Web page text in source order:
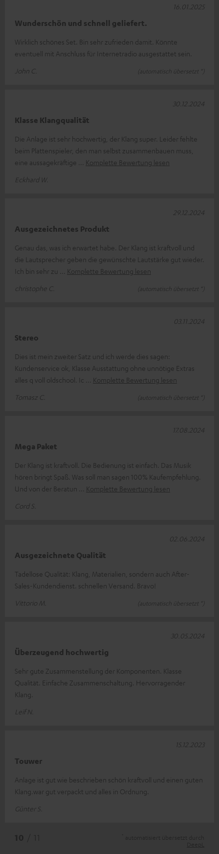
Wunderschön und schnell geliefert.
Wirklich schönes Set. Bin sehr zufrieden damit. Könnte
eventuell mit Anschluss für Internetradio ausgestattet sein.
John C.
(automatisch übersetzt *)
16.01.2025
Klasse Klangqualität
Die Anlage ist sehr hochwertig, der Klang super. Leider fehlte
beim Plattenspieler, den man selbst zusammenbauen muss,
eine aussagekräftige
Komplette Bewertung lesen
Eckhard W.
30.12.2024
Ausgezeichnetes Produkt
Genau das, was ich erwartet habe. Der Klang ist kraftvoll und
die Lautsprecher geben die gewünschte Lautstärke gut wieder.
Ich bin sehr zu
Komplette Bewertung lesen
christophe C.
(automatisch übersetzt *)
29.12.2024
Stereo
Dies ist mein zweiter Satz und ich werde dies sagen:
Kundenservice ok, Klasse Ausstattung ohne unnötige Extras
alles q voll oldschool. Ic
Komplette Bewertung lesen
Tomasz C.
(automatisch übersetzt *)
03.11.2024
Mega Paket
Der Klang ist kraftvoll. Die Bedienung ist einfach. Das Musik
hören bringt Spaß. Was soll man sagen 100% Kaufempfehlung.
Und von der Beratun
Komplette Bewertung lesen
Cord S.
17.08.2024
Ausgezeichnete Qualität
Tadellose Qualität: Klang, Materialien, sondern auch After-
Sales-Kundendienst. schnellen Versand. Bravo!
Vittorio M.
(automatisch übersetzt *)
02.06.2024
Überzeugend hochwertig
Sehr gute Zusammenstellung der Komponenten. Klasse
Qualität. Einfache Zusammenschaltung. Hervorragender
Klang.
Leif N.
30.05.2024
Touwer
Anlage ist gut wie beschrieben schön kraftvoll und einen guten
Klang.war gut verpackt und alles in Ordnung.
Günter S.
15.12.2023